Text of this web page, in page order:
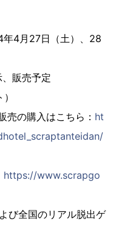
年4月27日（土）、28
販売予定
の購入はこちら： ht
https://www.scrapgo
び全国のリアル脱出ゲ